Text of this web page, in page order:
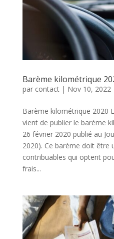
Barème kilométrique
par contact| Nov 10, 2022
Barème kilométrique 2020
vient de publier le barème
26 février 2020 publié au
2020). Ce barème doit être
contribuables qui optent
frais...